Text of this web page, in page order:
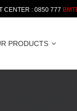
CENTER : 0850 777
PRODUCTS